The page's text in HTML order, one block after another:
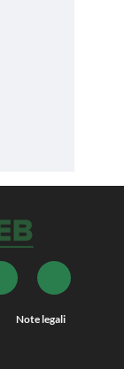
Note legali